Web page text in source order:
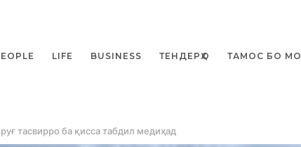
LIFE BUSINESS ТЕНДЕРҲО ТАМОС БО МО
тасвирро ба қисса табдил медиҳад